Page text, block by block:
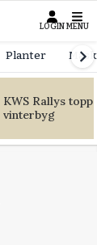
LOGIN MENU
Planter
KWS Rallys
vinterbyg